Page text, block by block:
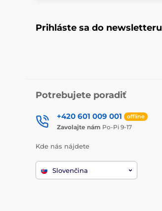
Prihláste sa do newsletteru
Potrebujete poradiť
+420 601 009 001 offline
Zavolajte nám Po-Pi 9-17
Kde nás nájdete
Slovenčina